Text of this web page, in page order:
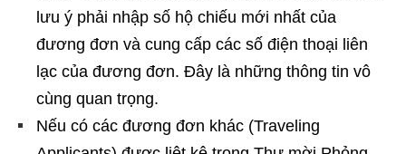
lưu ý phải nhập số hộ chiếu mới nhất của
đương đơn và cung cấp các số điện thoại liên
lạc của đương đơn. Đây là những thông tin vô
cùng quan trọng.
Nếu có các đương đơn khác (Traveling